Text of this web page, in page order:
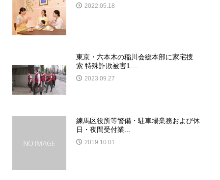
2022.05.18
東京・六本木の稲川会総本部に家宅捜
索 特殊詐欺被害1....
2023.09.27
練馬区役所等警備・駐車場業務および休
日・夜間受付業...
2019.10.01